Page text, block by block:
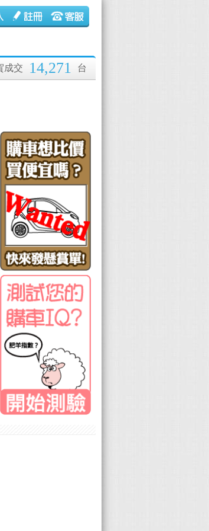
成交 14,271 台